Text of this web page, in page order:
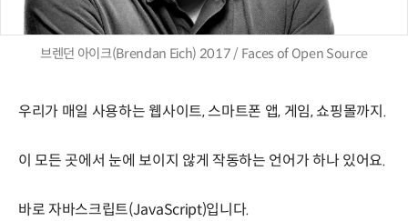
브렌던 아이크(Brendan Eich) 2017 / Faces of Open Source
우리가 매일 사용하는 웹사이트, 스마트폰 앱, 게임, 쇼핑몰까지.
이 모든 곳에서 눈에 보이지 않게 작동하는 언어가 하나 있어요.
바로 자바스크립트(JavaScript)입니다.